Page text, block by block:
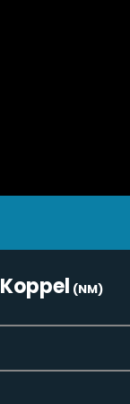
Koppel